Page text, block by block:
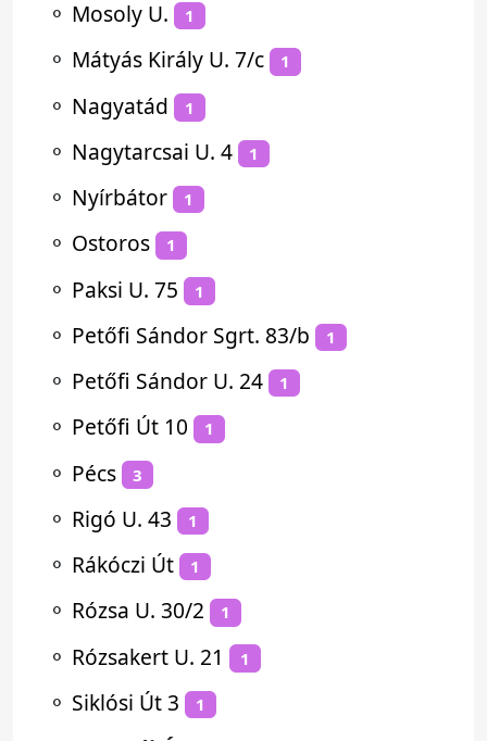
⚬ Mosoly U. 1
⚬ Mátyás Király U. 7/c 1
⚬ Nagyatád 1
⚬ Nagytarcsai U. 4 1
⚬ Nyírbátor 1
⚬ Ostoros 1
⚬ Paksi U. 75 1
⚬ Petőfi Sándor Sgrt. 83/b 1
⚬ Petőfi Sándor U. 24 1
⚬ Petőfi Út 10 1
⚬ Pécs 3
⚬ Rigó U. 43 1
⚬ Rákóczi Út 1
⚬ Rózsa U. 30/2 1
⚬ Rózsakert U. 21 1
⚬ Siklósi Út 3 1